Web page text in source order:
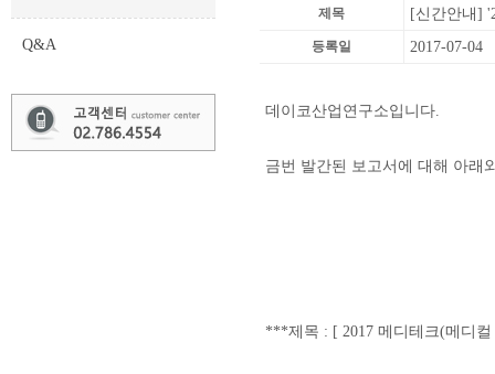
Q&A
제목 [신간안내]
등록일 2017-07-04
데이코산업연구소입니다.
금번 발간된 보고서에 대해 아래
***제목 : [ 2017 메디테크(메디